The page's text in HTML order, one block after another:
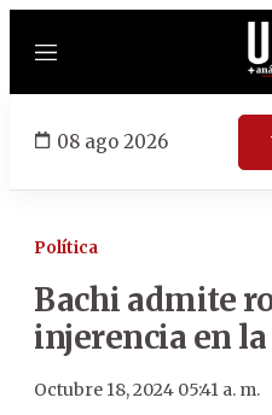
Menú
08 ago 2026
Política
Bachi admite
injerencia en
Octubre 18, 2024 05:41 a. m.